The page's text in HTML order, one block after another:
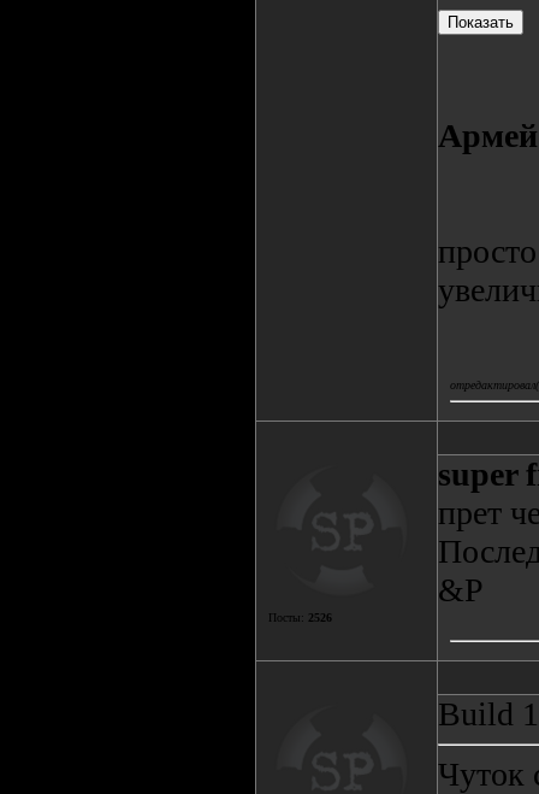
Посты: 2526
super
прет
&P
Build
Чуток